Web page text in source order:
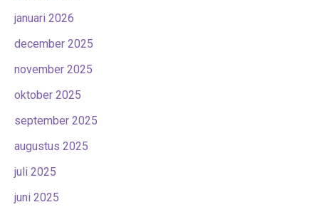
januari 2026
december 2025
november 2025
oktober 2025
september 2025
augustus 2025
juli 2025
juni 2025